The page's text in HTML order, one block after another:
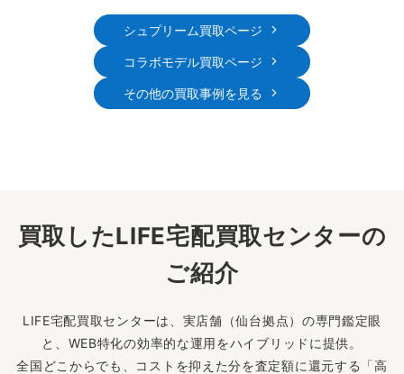
シュプリーム買取ページ
コラボモデル買取ページ
その他の買取事例を見る
買取したLIFE宅配買取センターの
ご紹介
LIFE宅配買取センターは、実店舗（仙台拠点）の専門鑑定眼
と、WEB特化の効率的な運用をハイブリッドに提供。
全国どこからでも、コストを抑えた分を査定額に還元する「高